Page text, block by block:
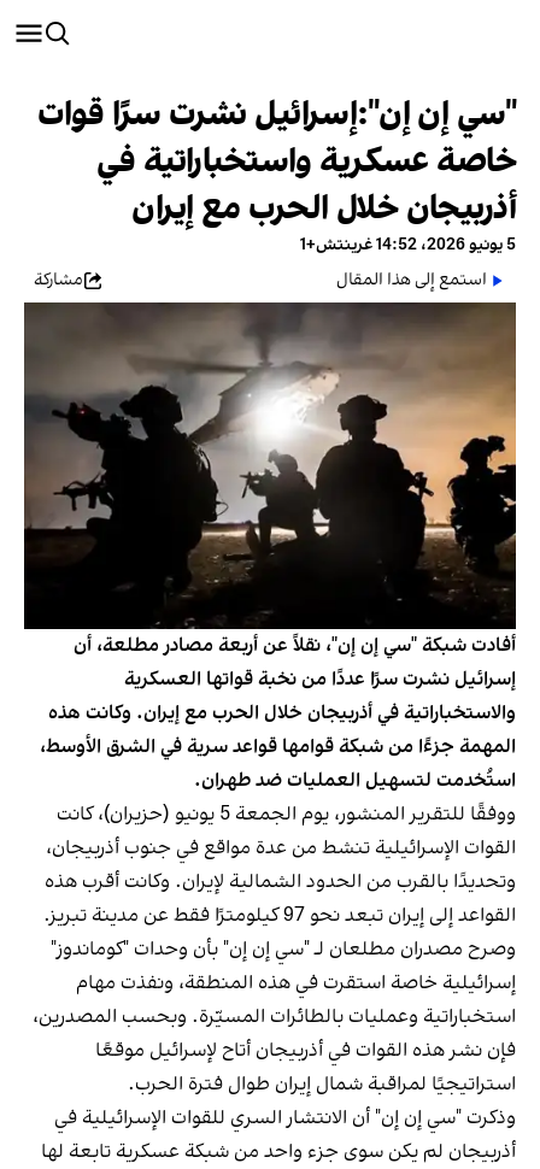
"سي إن إن":إسرائيل نشرت سرًا قوات
خاصة عسكرية واستخباراتية في
أذربيجان خلال الحرب مع إيران
5 يونيو 2026، 14:52 غرينتش+1
استمع إلى هذا المقال
مشاركة
أفادت شبكة "سي إن إن"، نقلاً عن أربعة مصادر مطلعة، أن
إسرائيل نشرت سرًا عددًا من نخبة قواتها العسكرية
والاستخباراتية في أذربيجان خلال الحرب مع إيران. وكانت هذه
المهمة جزءًا من شبكة قوامها قواعد سرية في الشرق الأوسط،
استُخدمت لتسهيل العمليات ضد طهران.
ووفقًا للتقرير المنشور، يوم الجمعة 5 يونيو (حزيران)، كانت
القوات الإسرائيلية تنشط من عدة مواقع في جنوب أذربيجان،
وتحديدًا بالقرب من الحدود الشمالية لإيران. وكانت أقرب هذه
القواعد إلى إيران تبعد نحو 97 كيلومترًا فقط عن مدينة تبریز.
وصرح مصدران مطلعان لـ "سي إن إن" بأن وحدات "كوماندوز"
إسرائيلية خاصة استقرت في هذه المنطقة، ونفذت مهام
استخباراتية وعمليات بالطائرات المسيّرة. وبحسب المصدرين،
فإن نشر هذه القوات في أذربيجان أتاح لإسرائيل موقعًا
استراتيجيًا لمراقبة شمال إيران طوال فترة الحرب.
وذكرت "سي إن إن" أن الانتشار السري للقوات الإسرائيلية في
أذربيجان لم يكن سوى جزء واحد من شبكة عسكرية تابعة لها